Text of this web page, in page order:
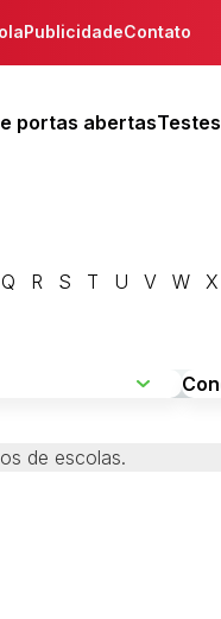
PublicidadeContato
portas abertasTestes
Q R S T U V W X
de escolas.